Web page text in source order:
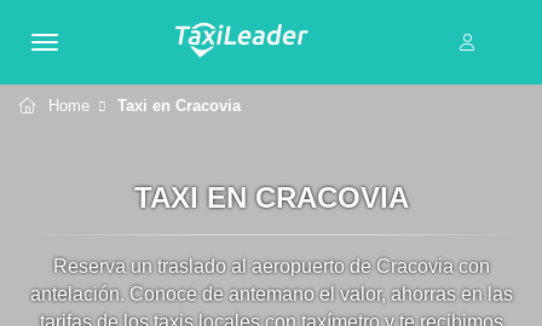
Home Taxi en Cracovia
TAXI EN CRACOVIA
Reserva un traslado al aeropuerto de Cracovia con
antelación. Conoce de antemano el valor, ahorras en las
tarifas de los taxis locales con taxímetro y te recibimos